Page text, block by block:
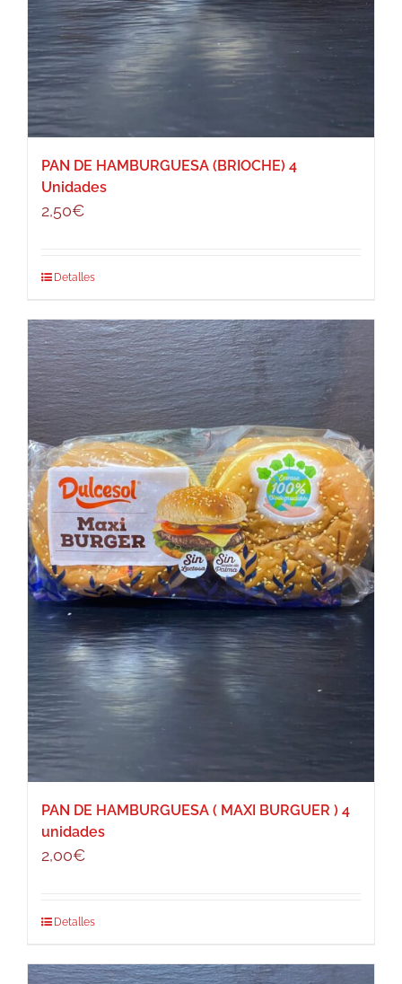
PAN DE HAMBURGUESA (BRIOCHE) 4
Unidades
2,50€
Detalles
PAN DE HAMBURGUESA ( MAXI BURGUER ) 4
unidades
2,00€
Detalles